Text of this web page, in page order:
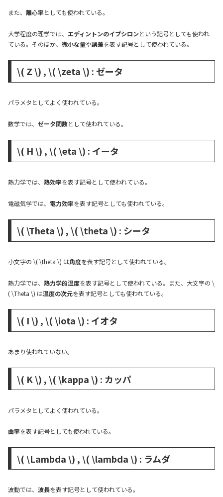
また、 離心率としても使われている。
大学程度の理学では、 エディントンのイプシロンという記号としても使われ
ている。そのほか、 微小な量や誤差を表す記号として使われている。
\( Z \) , \( \zeta \) : ゼータ
パラメタとしてよく使われている。
数学では、 ゼータ関数として使われている。
\( H \) , \( \eta \) : イータ
熱力学では、 熱効率を表す記号として使われている。
電磁気学では、 電力効率を表す記号としても使われている。
\( \Theta \) , \( \theta \) : シータ
小文字の \( \theta \) は角度を表す記号として使われている。
熱力学では、 熱力学的温度を表す記号として使われている。また、大文字の \
( \Theta \) は温度の次元を表す記号としても使われている。
\( I \) , \( \iota \) : イオタ
あまり使われていない。
\( K \) , \( \kappa \) : カッパ
パラメタとしてよく使われている。
曲率を表す記号としても使われている。
\( \Lambda \) , \( \lambda \) : ラムダ
波動では、 波長を表す記号として使われている。